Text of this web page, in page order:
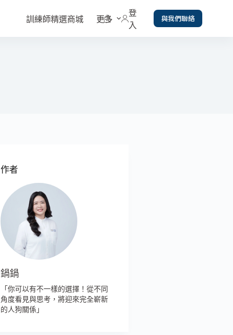
訓練師精選商城 更多
登
入
與我們聯絡
作者
鍋鍋
「你可以有不一樣的選擇！從不同
角度看見與思考，將迎來完全嶄新
的人狗關係」